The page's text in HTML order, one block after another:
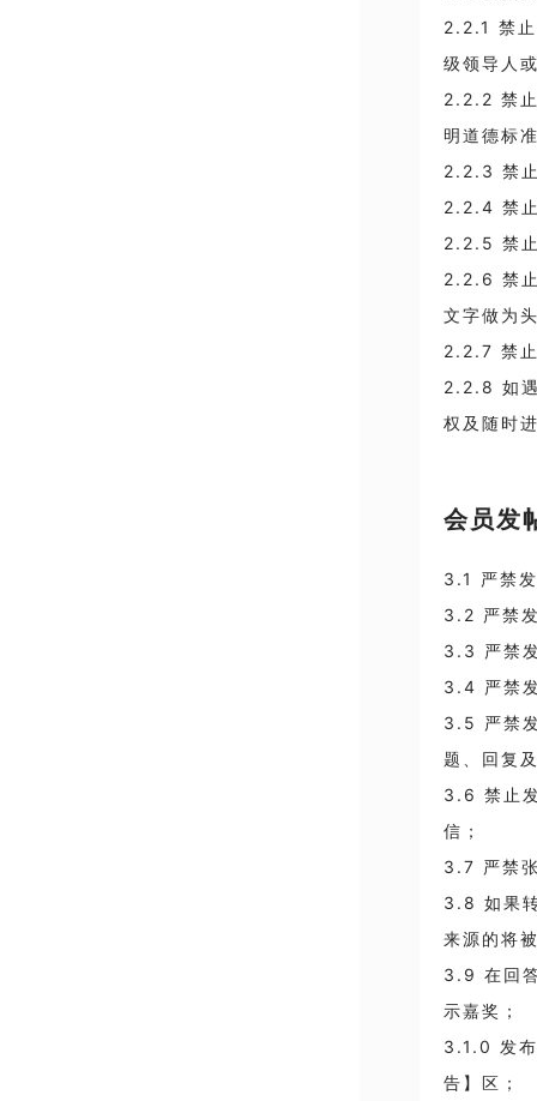
2.2.1 禁止
级领导人
2.2.2 禁
明道德标
2.2.3 禁
2.2.4 禁
2.2.5 禁
2.2.6 禁
文字做为
2.2.7 禁
2.2.8 如
权及随时
会员发
3.1 严禁
3.2 严禁
3.3 严禁
3.4 严禁
3.5 严禁
题、回复
3.6 禁止
信；
3.7 严禁
3.8 如果
来源的将
3.9 在回
示嘉奖；
3.1.0 发
告】区；